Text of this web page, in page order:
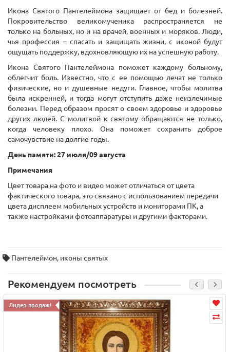
Икона Святого Пантелеймона защищает от бед и болезней.
Покровительство великомученика распространяется не
только на больных, но и на врачей, военных и моряков. Люди,
чья профессия – спасать и защищать жизни, с иконой будут
ощущать поддержку, вдохновляющую их на успешную работу.
Икона Святого Пантелеймона поможет каждому больному,
облегчит боль. Известно, что с ее помощью лечат не только
физические, но и душевные недуги. Главное, чтобы молитва
была искренней, и тогда могут отступить даже неизлечимые
болезни. Перед образом просят о своем здоровье и здоровье
других людей. С молитвой к святому обращаются не только,
когда человеку плохо. Она поможет сохранить доброе
самочувствие на долгие годы.
День памяти: 27 июля/09 августа
Примечания
Цвет товара на фото и видео может отличаться от цвета
фактического товара, это связано с использованием передачи
цвета дисплеем мобильных устройств и мониторами ПК, а
также настройками фотоаппаратуры и другими факторами.
Пантелеймон, иконы святых
Рекомендуем посмотреть
Лидер продаж!